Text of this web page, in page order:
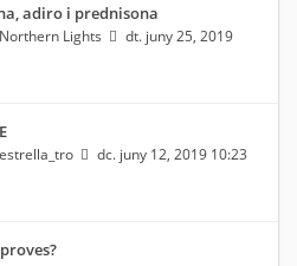
adiro i prednisona
Northern Lights
dt. juny 25, 2019
estrella_tro
dc. juny 12, 2019 10:23